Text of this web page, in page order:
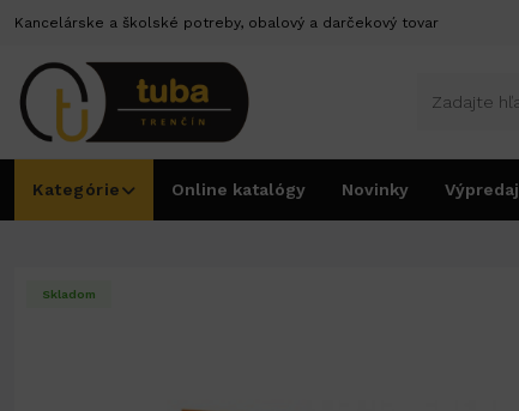
Kancelárske a školské potreby, obalový a darčekový tovar
Kategórie Online katalógy Novinky Výpredaj
Dom a bývanie Rukavice latexové bal.10ks č.M
Skladom